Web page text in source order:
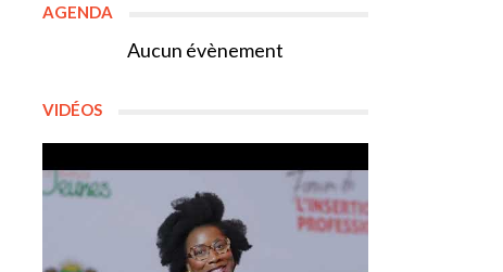
AGENDA
Aucun évènement
VIDÉOS